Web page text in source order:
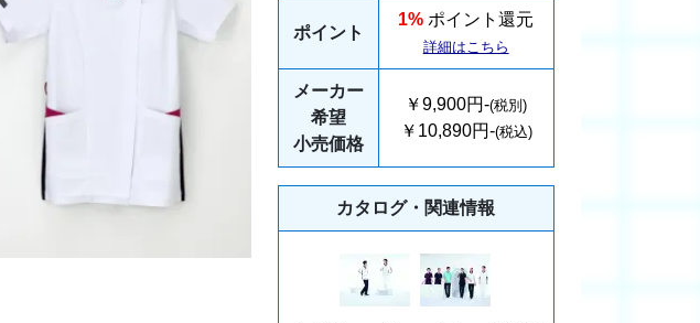
ポイント
1% ポイント還元
詳細はこちら
メーカー
希望
小売価格
￥9,900円-(税別)
￥10,890円-(税込)
カタログ・関連情報